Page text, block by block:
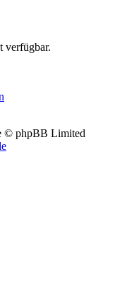
verfügbar.
© phpBB Limited